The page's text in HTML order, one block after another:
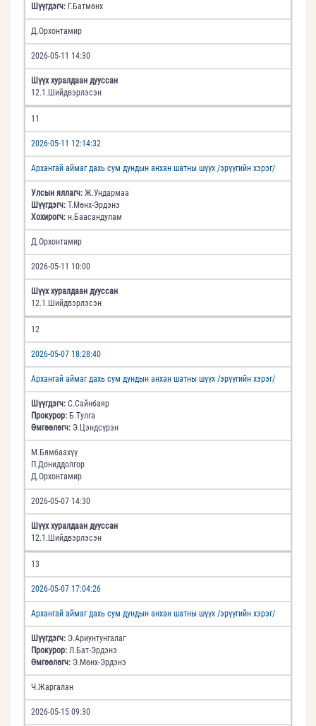
Шүүгдэгч: Г.Батмөнх
Д.Орхонтамир
2026-05-11 14:30
Шүүх хуралдаан дууссан
12.1.Шийдвэрлэсэн
11
2026-05-11 12:14:32
Архангай аймаг дахь сум дундын анхан шатны шүүх /эрүүгийн хэрэг/
Улсын яллагч: Ж.Ундармаа
Шүүгдэгч: Т.Мөнх-Эрдэнэ
Хохирогч: н.Баасандулам
Д.Орхонтамир
2026-05-11 10:00
Шүүх хуралдаан дууссан
12.1.Шийдвэрлэсэн
12
2026-05-07 18:28:40
Архангай аймаг дахь сум дундын анхан шатны шүүх /эрүүгийн хэрэг/
Шүүгдэгч: С.Сайнбаяр
Прокурор: Б.Тулга
Өмгөөлөгч: Э.Цэндсүрэн
М.Бямбаахүү
П.Дониддолгор
Д.Орхонтамир
2026-05-07 14:30
Шүүх хуралдаан дууссан
12.1.Шийдвэрлэсэн
13
2026-05-07 17:04:26
Архангай аймаг дахь сум дундын анхан шатны шүүх /эрүүгийн хэрэг/
Шүүгдэгч: Э.Ариунтунгалаг
Прокурор: Л.Бат-Эрдэнэ
Өмгөөлөгч: Э.Мөнх-Эрдэнэ
Ч.Жаргалан
2026-05-15 09:30